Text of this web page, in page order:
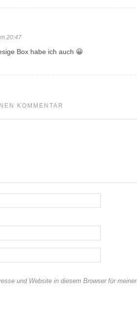
20:47
Box habe ich auch 😀
KOMMENTAR
und Website in diesem Browser für